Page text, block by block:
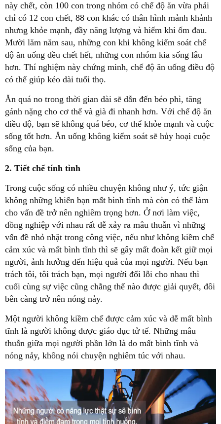
này chết, còn 100 con trong nhóm có chế độ ăn vừa phải
chỉ có 12 con chết, 88 con khác có thân hình mảnh khảnh
nhưng khỏe mạnh, đầy năng lượng và hiếm khi ốm đau.
Mười lăm năm sau, những con khỉ không kiểm soát chế
độ ăn uống đều chết hết, những con nhóm kia sống lâu
hơn. Thí nghiệm này chứng minh, chế độ ăn uống điều độ
có thể giúp kéo dài tuổi thọ.
Ăn quá no trong thời gian dài sẽ dẫn đến béo phì, tăng
gánh nặng cho cơ thể và già đi nhanh hơn. Với chế độ ăn
điều độ, bạn sẽ không quá béo, cơ thể khỏe mạnh và cuộc
sống tốt hơn. Ăn uống không kiểm soát sẽ hủy hoại cuộc
sống của bạn.
2. Tiết chế tính tình
Trong cuộc sống có nhiều chuyện không như ý, tức giận
không những khiến bạn mất bình tĩnh mà còn có thể làm
cho vấn đề trở nên nghiêm trọng hơn. Ở nơi làm việc,
đồng nghiệp với nhau rất dễ xảy ra mâu thuẫn vì những
vấn đề nhỏ nhặt trong công việc, nếu như không kiềm chế
cảm xúc và mất bình tĩnh thì sẽ gây mất đoàn kết giữ mọi
người, ảnh hưởng đến hiệu quả của mọi người. Nếu bạn
trách tôi, tôi trách bạn, mọi người đổi lỗi cho nhau thì
cuối cùng sự việc cũng chẳng thể nào được giải quyết, đôi
bên càng trở nên nóng nảy.
Một người không kiềm chế được cảm xúc và dễ mất bình
tĩnh là người không được giáo dục tử tế. Những mâu
thuẫn giữa mọi người phần lớn là do mất bình tĩnh và
nóng nảy, không nói chuyện nghiêm túc với nhau.